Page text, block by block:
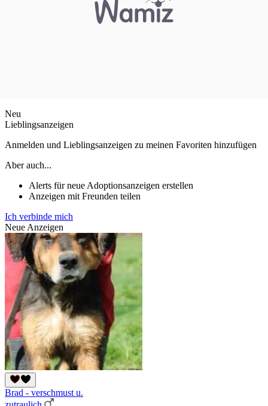
Neu
Lieblingsanzeigen
Anmelden und Lieblingsanzeigen zu meinen Favoriten hinzufügen
Aber auch...
Alerts für neue Adoptionsanzeigen erstellen
Anzeigen mit Freunden teilen
Ich verbinde mich
Neue Anzeigen
Brad - verschmust u.